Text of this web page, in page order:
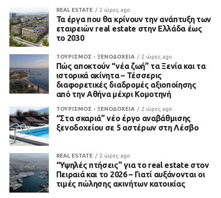
REAL ESTATE 2 ώρες ago
Τα έργα που θα κρίνουν την ανάπτυξη των
εταιρειών real estate στην Ελλάδα έως
το 2030
ΤΟΥΡΙΣΜΟΣ - ΞΕΝΟΔΟΧΕΙΑ 2 ώρες ago
Πώς αποκτούν “νέα ζωή” τα Ξενία και τα
ιστορικά ακίνητα – Τέσσερις
διαφορετικές διαδρομές αξιοποίησης
από την Αθήνα μέχρι Κομοτηνή
ΤΟΥΡΙΣΜΟΣ - ΞΕΝΟΔΟΧΕΙΑ 2 ώρες ago
“Στα σκαριά” νέο έργο αναβάθμισης
ξενοδοχείου σε 5 αστέρων στη Λέσβο
REAL ESTATE 2 ώρες ago
“Υψηλές πτήσεις” για το real estate στον
Πειραιά και το 2026 – Γιατί αυξάνονται οι
τιμές πώλησης ακινήτων κατοικίας